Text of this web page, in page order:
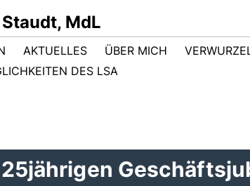
MdL
AKTUELLES ÜBER MICH
DES LSA